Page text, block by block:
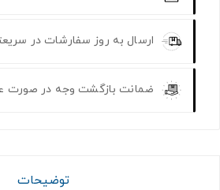
ارسال به روز سفارشات در
ضمانت بازگشت وجه در صورت
توضیحات